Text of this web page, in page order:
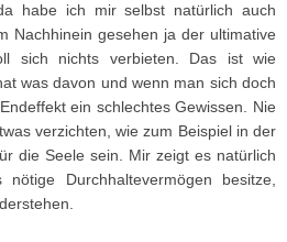
habe ich mir selbst natürlich auch
Nachhinein gesehen ja der ultimative
sich nichts verbieten. Das ist wie
was davon und wenn man sich doch
ein schlechtes Gewissen. Nie
verzichten, wie zum Beispiel in der
die Seele sein. Mir zeigt es natürlich
Durchhaltevermögen besitze,